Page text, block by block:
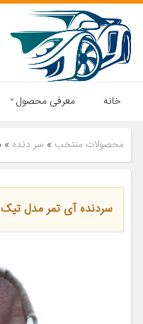
خانه معرفی محصول
محصولات منتخب » سر دنده »
سردنده آی تمر مدل تیک